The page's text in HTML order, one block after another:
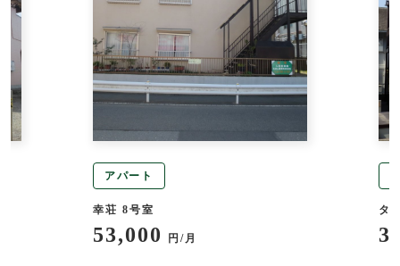
アパート
幸荘 8号室
53,000 円/月
タ